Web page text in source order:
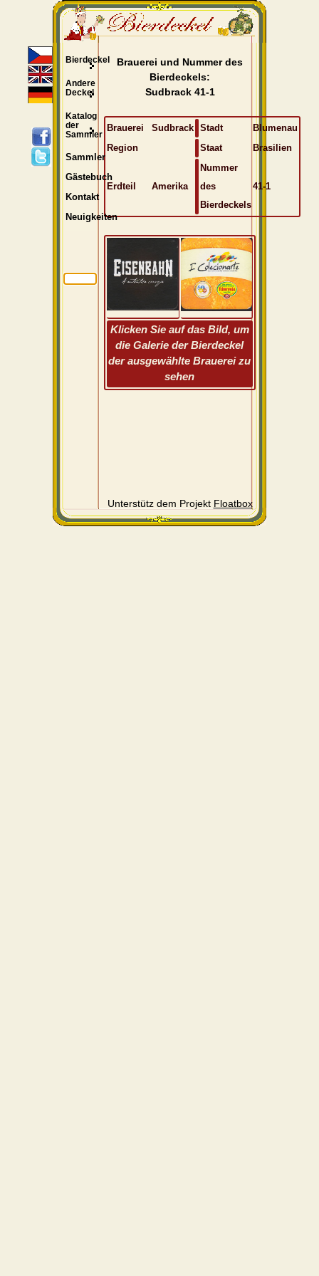
Brauerei und Nummer des
Bierdeckels:
Sudbrack 41-1
Brauerei Sudbrack Stadt
Blumenau
Region
Staat Brasilien
Erdteil Amerika
Nummer
des
Bierdeckels
41-1
Klicken Sie auf das Bild, um
die Galerie der Bierdeckel
der ausgewählte Brauerei zu
sehen
Unterstütz dem Projekt Floatbox
Bierdeckel
Andere
Deckel
Katalog
der
Sammler
Sammler
Gästebuch
Kontakt
Neuigkeiten